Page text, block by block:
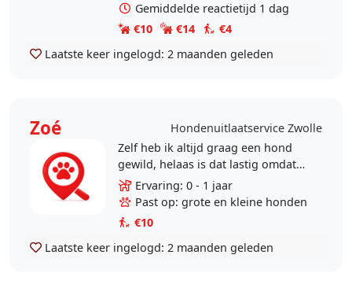
Gemiddelde reactietijd 1 dag
€10
€14
€4
Laatste keer ingelogd: 2 maanden geleden
Zoé
Hondenuitlaatservice Zwolle
Zelf heb ik altijd graag een hond
gewild, helaas is dat lastig omdat
mijn ouders gescheiden zijn en ik
vaak tussen huizen wissel.
Daarnaast hou ik..
Ervaring: 0 - 1 jaar
Past op: grote en kleine honden
€10
Laatste keer ingelogd: 2 maanden geleden